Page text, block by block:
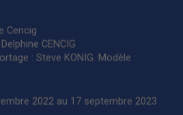
Cencig
CENCIG
: Steve KONIG. Modèle :
2022 au 17 septembre 2023